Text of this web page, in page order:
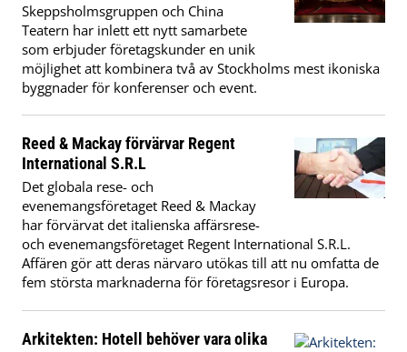
Skeppsholmsgruppen och China
Teatern har inlett ett nytt samarbete
som erbjuder företagskunder en unik
möjlighet att kombinera två av Stockholms mest ikoniska
byggnader för konferenser och event.
Reed & Mackay förvärvar Regent
International S.R.L
Det globala rese- och
evenemangsföretaget Reed & Mackay
har förvärvat det italienska affärsrese-
och evenemangsföretaget Regent International S.R.L.
Affären gör att deras närvaro utökas till att nu omfatta de
fem största marknaderna för företagsresor i Europa.
Arkitekten: Hotell behöver vara olika